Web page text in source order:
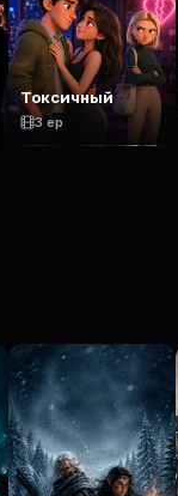
Токсичный
3 ep